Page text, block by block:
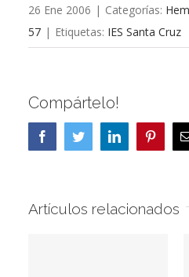
26 Ene 2006 | Categorías:
57 | Etiquetas: IES Santa Cruz
Compártelo!
FacebookTwitterLinkedIn
Artículos relacionados